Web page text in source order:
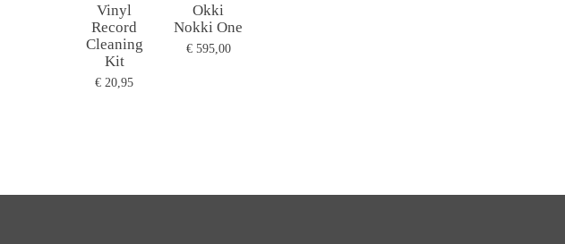
Vinyl
Record
Cleaning
Kit
€ 20,95
Okki
Nokki One
€ 595,00